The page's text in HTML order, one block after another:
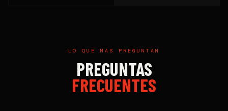
LO QUE MAS PREGUNTAN
PREGUNTAS
FRECUENTES